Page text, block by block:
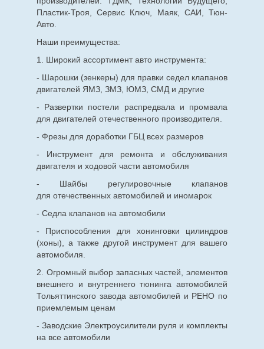
Пластик-Троя, Сервис Ключ, Маяк, САИ, Тюн-
Авто.
Наши преимущества:
1. Широкий ассортимент авто инструмента:
- Шарошки (зенкеры) для правки седел клапанов
двигателей ЯМЗ, ЗМЗ, ЮМЗ, СМД и другие
- Развертки постели распредвала и промвала
для двигателей отечественного производителя.
- Фрезы для доработки ГБЦ всех размеров
- Инструмент для ремонта и обслуживания
двигателя и ходовой части автомобиля
- Шайбы регулировочные клапанов
для отечественныхавтомобилей и иномарок
- Седла клапанов на автомобили
- Приспособления для хонинговки цилиндров
(хоны), а также другой инструмент для вашего
автомобиля.
2. Огромный выбор запасных частей, элементов
внешнего и внутреннего тюнинга автомобилей
Тольяттинского завода автомобилей и РЕНО по
приемлемым ценам
- Заводские Электроусилители руля и комплекты
на все автомобили